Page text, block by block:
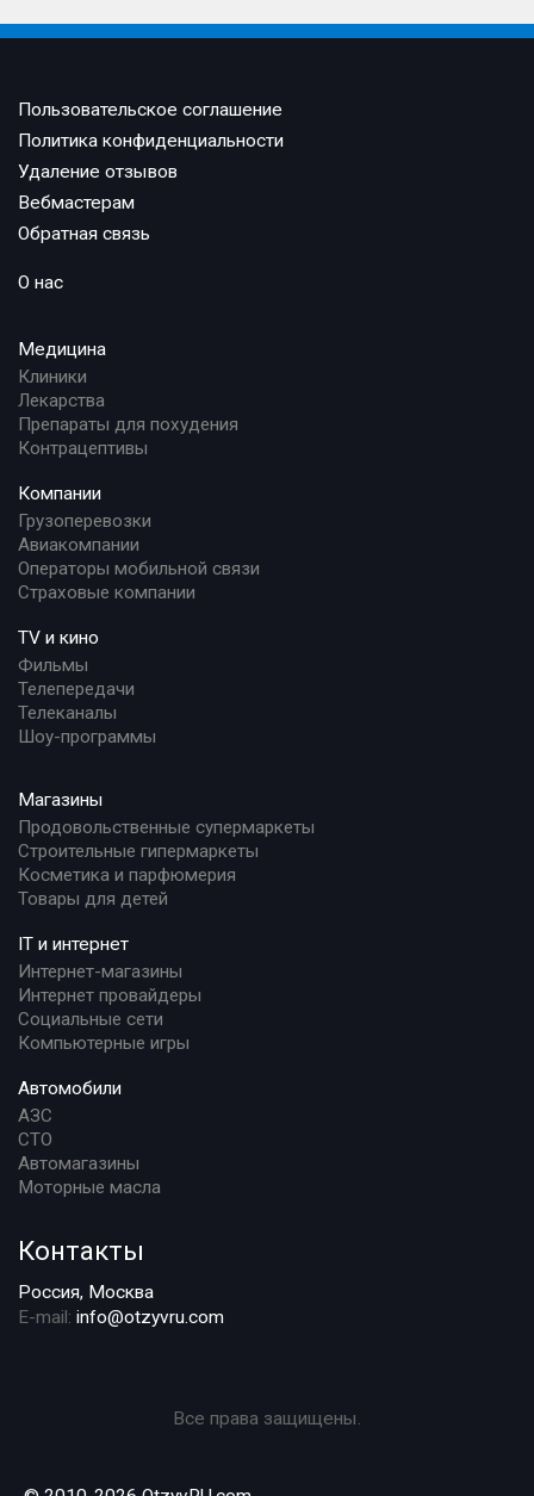
Пользовательское соглашение
Политика конфиденциальности
Удаление отзывов
Вебмастерам
Обратная связь
О нас
Медицина
Клиники
Лекарства
Препараты для похудения
Контрацептивы
Компании
Грузоперевозки
Авиакомпании
Операторы мобильной связи
Страховые компании
TV и кино
Фильмы
Телепередачи
Телеканалы
Шоу-программы
Магазины
Продовольственные супермаркеты
Строительные гипермаркеты
Косметика и парфюмерия
Товары для детей
IT и интернет
Интернет-магазины
Интернет провайдеры
Социальные сети
Компьютерные игры
Автомобили
АЗС
СТО
Автомагазины
Моторные масла
Контакты
Россия, Москва
E-mail: info@otzyvru.com
Все права защищены.